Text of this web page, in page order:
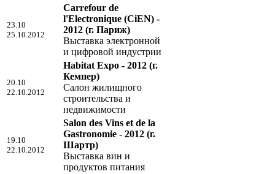
23.10
25.10.2012
Carrefour de
l'Electronique (CiEN) -
2012 (г. Париж)
Выставка электронной
и цифровой индустрии
20.10
22.10.2012
Habitat Expo - 2012 (г.
Кемпер)
Салон жилищного
строительства и
недвижимости
19.10
22.10.2012
Salon des Vins et de la
Gastronomie - 2012 (г.
Шартр)
Выставка вин и
продуктов питания